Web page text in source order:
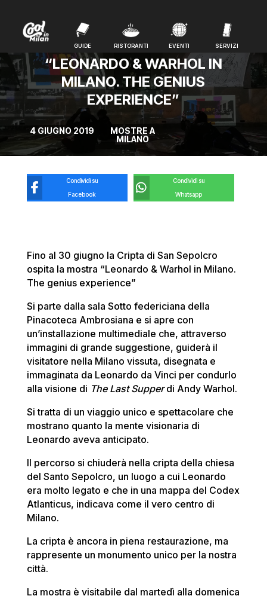
GUIDE RISTORANTI EVENTI SERVIZI
GUIDE RISTORANTI EVENTI SERVIZI
“LEONARDO & WARHOL IN
MILANO. THE GENIUS
EXPERIENCE”
4 GIUGNO 2019
MOSTRE A
MILANO
Condividi su
Facebook
Condividi su
Whatsapp
Fino al 30 giugno la Cripta di San Sepolcro
ospita la mostra “Leonardo & Warhol in Milano.
The genius experience”
Si parte dalla sala Sotto federiciana della
Pinacoteca Ambrosiana e si apre con
un’installazione multimediale che, attraverso
immagini di grande suggestione, guiderà il
visitatore nella Milano vissuta, disegnata e
immaginata da Leonardo da Vinci per condurlo
alla visione di The Last Supperdi Andy Warhol.
Si tratta di un viaggio unico e spettacolare che
mostrano quanto la mente visionaria di
Leonardo aveva anticipato.
Il percorso si chiuderà nella cripta della chiesa
del Santo Sepolcro, un luogo a cui Leonardo
era molto legato e che in una mappa del Codex
Atlanticus, indicava come il vero centro di
Milano.
La cripta è ancora in piena restaurazione, ma
rappresente un monumento unico per la nostra
città.
La mostra è visitabile dal martedì alla domenica